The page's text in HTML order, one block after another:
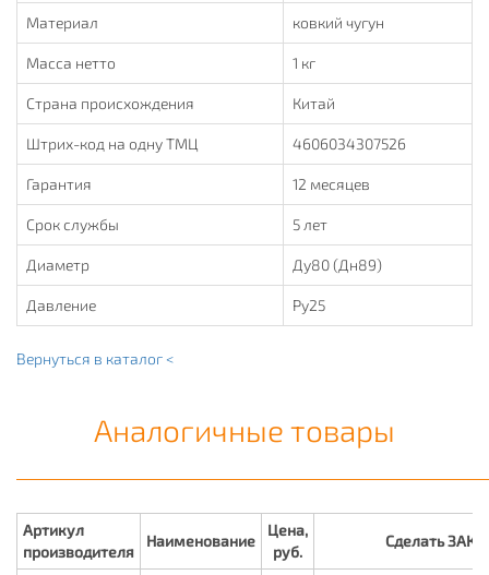
Материал ковкий чугун
Масса нетто 1 кг
Страна происхождения Китай
Штрих-код на одну ТМЦ 4606034307526
Гарантия 12 месяцев
Срок службы 5 лет
Диаметр Ду80 (Дн89)
Давление Ру25
Вернуться в каталог <
Аналогичные товары
Артикул
производителя
Наименование
Цена,
руб.
Сделать